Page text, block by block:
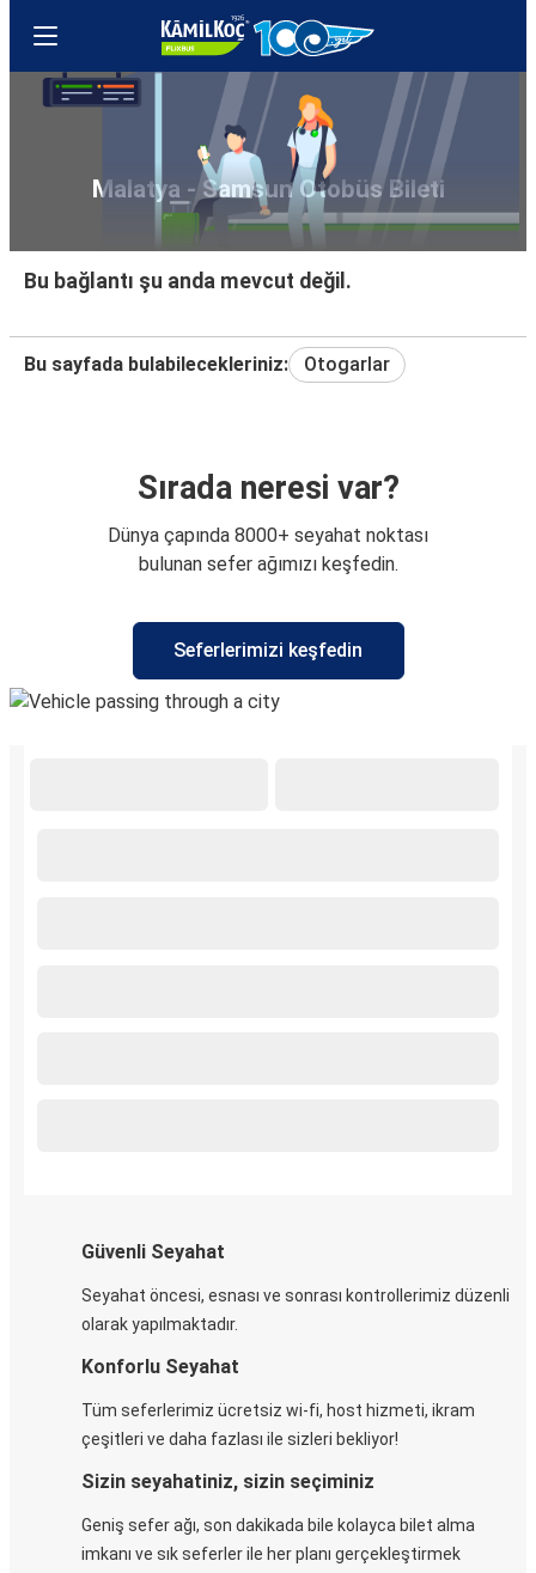
Malatya - Samsun Otobüs Bileti
Bu bağlantı şu anda mevcut değil.
Bu sayfada bulabilecekleriniz: Otogarlar
Sırada neresi var?
Dünya çapında 8000+ seyahat noktası
bulunan sefer ağımızı keşfedin.
Seferlerimizi keşfedin
Güvenli Seyahat
Seyahat öncesi, esnası ve sonrası kontrollerimiz düzenli
olarak yapılmaktadır.
Konforlu Seyahat
Tüm seferlerimiz ücretsiz wi-fi, host hizmeti, ikram
çeşitleri ve daha fazlası ile sizleri bekliyor!
Sizin seyahatiniz, sizin seçiminiz
Geniş sefer ağı, son dakikada bile kolayca bilet alma
imkanı ve sık seferler ile her planı gerçekleştirmek